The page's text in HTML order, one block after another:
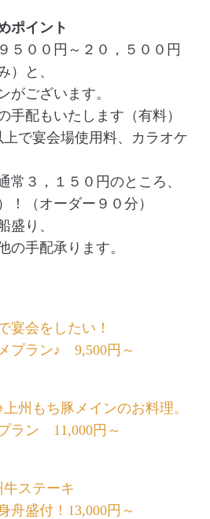
ポイント
００円～２０，５００円
）と、
がございます。
配もいたします（有料）
で宴会場使用料、カラオケ
３，１５０円のところ、
！（オーダー９０分）
り、
の手配承ります。
宴会をしたい！
プラン♪ 9,500円～
州もち豚メインのお料理。
ラン 11,000円～
牛ステーキ
舟盛付！13,000円～